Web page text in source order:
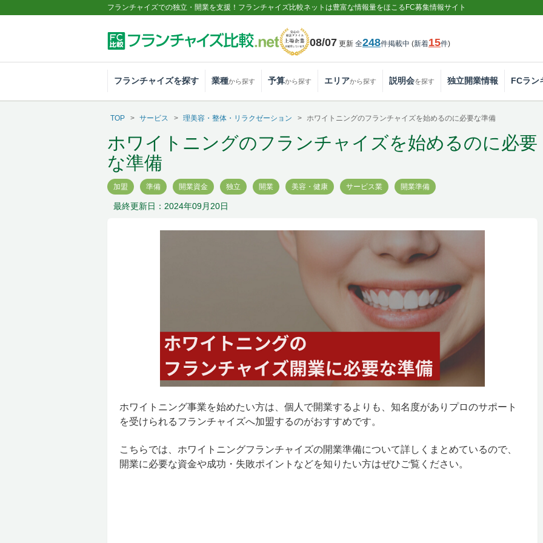
フランチャイズでの独立・開業を支援！フランチャイズ比較ネットは豊富な情報量をほこるFC募集情報サイト
08/07 更新 全248件掲載中 (新着15件)
フランチャイズを探す 業種から探す 予算から探す エリアから探す 説明会を探す 独立開業情報 FCラン
TOP サービス 理美容・整体・リラクゼーション ホワイトニングのフランチャイズを始めるのに必要な準備
ホワイトニングのフランチャイズを始めるのに必要
な準備
加盟 準備 開業資金 独立 開業 美容・健康 サービス業 開業準備
最終更新日：2024年09月20日
ホワイトニング事業を始めたい方は、個人で開業するよりも、知名度がありプロのサポート
を受けられるフランチャイズへ加盟するのがおすすめです。
こちらでは、ホワイトニングフランチャイズの開業準備について詳しくまとめているので、
開業に必要な資金や成功・失敗ポイントなどを知りたい方はぜひご覧ください。